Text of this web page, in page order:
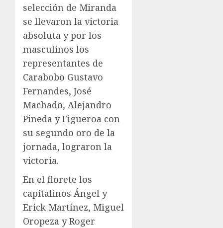
selección de Miranda
se llevaron la victoria
absoluta y por los
masculinos los
representantes de
Carabobo Gustavo
Fernandes, José
Machado, Alejandro
Pineda y Figueroa con
su segundo oro de la
jornada, lograron la
victoria.
En el florete los
capitalinos Ángel y
Erick Martínez, Miguel
Oropeza y Roger